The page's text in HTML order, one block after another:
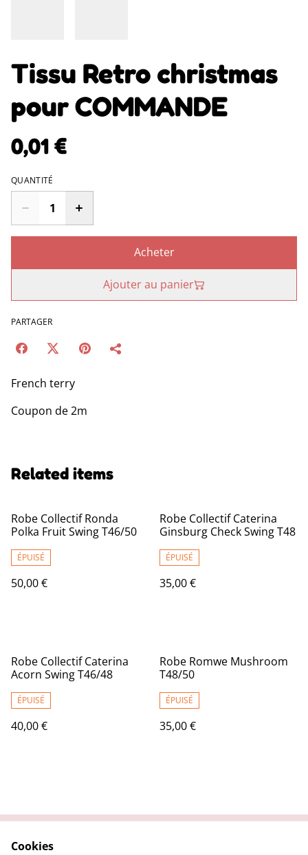
Tissu Retro christmas
pour COMMANDE
0,01 €
QUANTITÉ
Acheter
Ajouter au panier
PARTAGER
French terry
Coupon de 2m
Related items
Robe Collectif Ronda
Polka Fruit Swing T46/50
ÉPUISÉ
50,00 €
Robe Collectif Caterina
Ginsburg Check Swing T48
ÉPUISÉ
35,00 €
Robe Collectif Caterina
Acorn Swing T46/48
ÉPUISÉ
40,00 €
Robe Romwe Mushroom
T48/50
ÉPUISÉ
35,00 €
Cookies